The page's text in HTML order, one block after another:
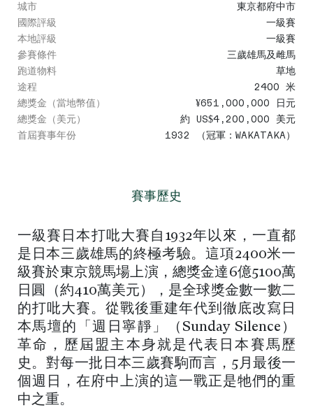
城市
東京都府中市
國際評級
一級賽
本地評級
一級賽
參賽條件
三歲雄馬及雌馬
跑道物料
草地
途程
2400 米
總獎金（當地幣值）
¥651,000,000 日元
總獎金（美元）
約 US$4,200,000 美元
首屆賽事年份
1932 （冠軍：WAKATAKA）
賽事歷史
一級賽日本打吡大賽自1932年以來，一直都
是日本三歲雄馬的終極考驗。這項2400米一
級賽於東京競馬場上演，總獎金達6億5100萬
日圓（約410萬美元），是全球獎金數一數二
的打吡大賽。從戰後重建年代到徹底改寫日
本馬壇的「週日寧靜」（Sunday Silence）
革命，歷屆盟主本身就是代表日本賽馬歷
史。對每一批日本三歲賽駒而言，5月最後一
個週日，在府中上演的這一戰正是牠們的重
中之重。